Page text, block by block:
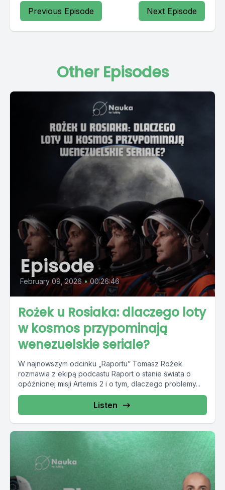
Previous Episode Next Episode
Other Episodes
Episode
February 09, 2026 • 00:26:46
Rożek u Rosiaka: dlaczego loty
w kosmos przypominają
wenezuelskie seriale?
W najnowszym odcinku „Raportu” Tomasz Rożek
rozmawia z ekipą podcastu Raport o stanie świata o
opóźnionej misji Artemis 2 i o tym, dlaczego problemy...
Listen